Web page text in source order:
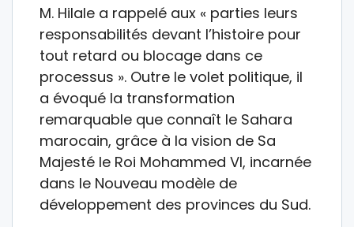
M. Hilale a rappelé aux « parties leurs
responsabilités devant l’histoire pour
tout retard ou blocage dans ce
processus ». Outre le volet politique, il
a évoqué la transformation
remarquable que connaît le Sahara
marocain, grâce à la vision de Sa
Majesté le Roi Mohammed VI, incarnée
dans le Nouveau modèle de
développement des provinces du Sud.